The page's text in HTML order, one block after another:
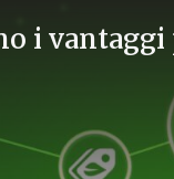
i vantaggi